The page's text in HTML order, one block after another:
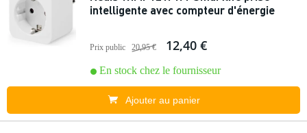
intelligente avec compteur d'énergie
Prix public 20,95 € 12,40 €
En stock chez le fournisseur
Ajouter au panier